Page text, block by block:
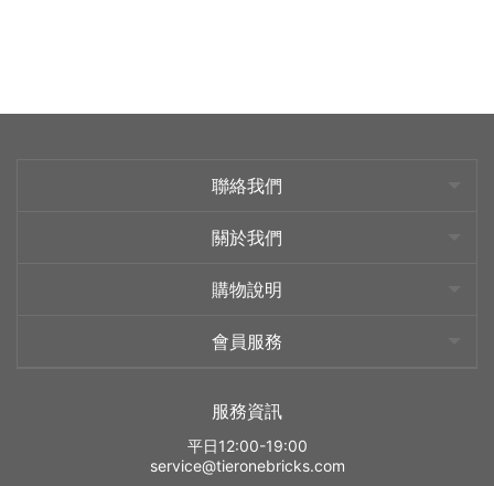
聯絡我們
關於我們
購物說明
會員服務
服務資訊
平日12:00-19:00
service@tieronebricks.com